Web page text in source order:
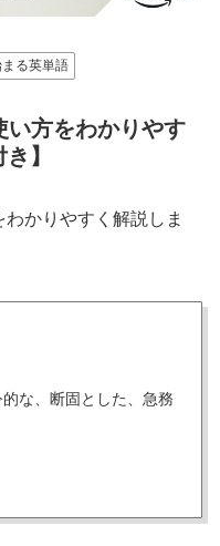
まる英単語
い方をわかりやす
】
わかりやすく解説しま
な、断固とした、急務